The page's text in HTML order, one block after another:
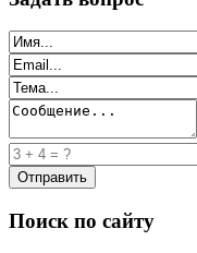
Поиск по сайту